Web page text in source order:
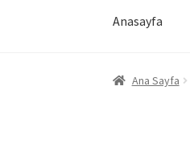
Anasayfa
Ana Sayfa